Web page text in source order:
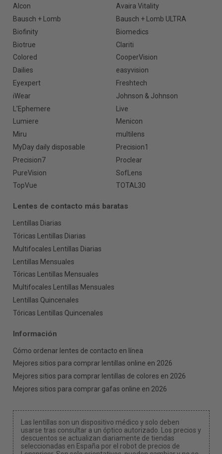
Alcon
Avaira Vitality
Bausch + Lomb
Bausch + Lomb ULTRA
Biofinity
Biomedics
Biotrue
Clariti
Colored
CooperVision
Dailies
easyvision
Eyexpert
Freshtech
iWear
Johnson & Johnson
L'Ephemere
Live
Lumiere
Menicon
Miru
multilens
MyDay daily disposable
Precision1
Precision7
Proclear
PureVision
SofLens
TopVue
TOTAL30
Lentes de contacto más baratas
Lentillas Diarias
Tóricas Lentillas Diarias
Multifocales Lentillas Diarias
Lentillas Mensuales
Tóricas Lentillas Mensuales
Multifocales Lentillas Mensuales
Lentillas Quincenales
Tóricas Lentillas Quincenales
Información
Cómo ordenar lentes de contacto en línea
Mejores sitios para comprar lentillas online en 2026
Mejores sitios para comprar lentillas de colores en 2026
Mejores sitios para comprar gafas online en 2026
Las lentillas son un dispositivo médico y solo deben
usarse tras consultar a un óptico autorizado. Los precios y
descuentos se actualizan diariamente de tiendas
seleccionadas en España por el robot de precios de